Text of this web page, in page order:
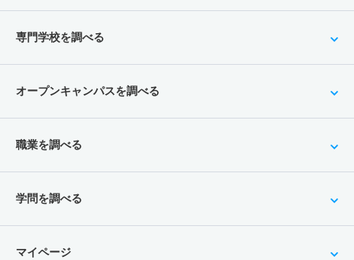
専門学校を調べる
オープンキャンパスを調べる
職業を調べる
学問を調べる
マイページ